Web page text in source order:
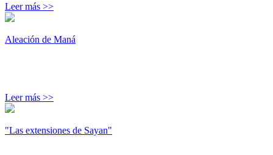
Leer más >>
Aleación de Maná
Leer más >>
"Las extensiones de Sayan"